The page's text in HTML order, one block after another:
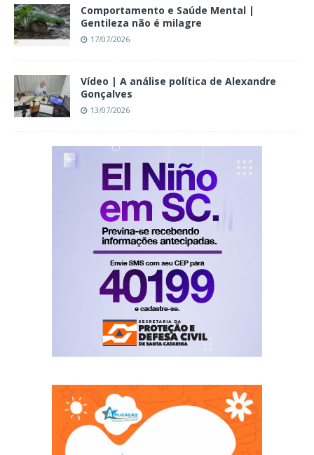
Comportamento e Saúde Mental |
Gentileza não é milagre
17/07/2026
Vídeo | A análise política de Alexandre
Gonçalves
13/07/2026